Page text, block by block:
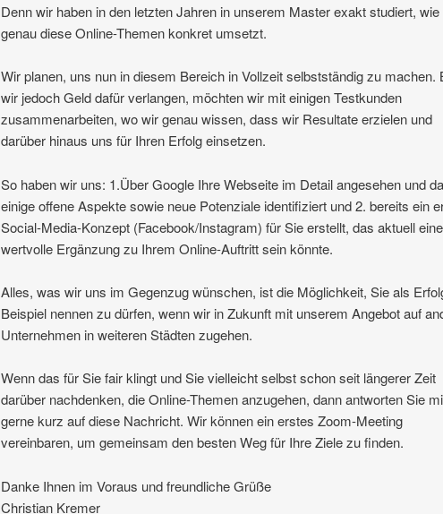
Denn wir haben in den letzten Jahren in unserem Master exakt studiert,
genau diese Online-Themen konkret umsetzt.
Wir planen, uns nun in diesem Bereich in Vollzeit selbstständig zu machen.
wir jedoch Geld dafür verlangen, möchten wir mit einigen Testkunden
zusammenarbeiten, wo wir genau wissen, dass wir Resultate erzielen und
darüber hinaus uns für Ihren Erfolg einsetzen.
So haben wir uns: 1.Über Google Ihre Webseite im Detail angesehen und
einige offene Aspekte sowie neue Potenziale identifiziert und 2. bereits ein
Social-Media-Konzept (Facebook/Instagram) für Sie erstellt, das aktuell eine
wertvolle Ergänzung zu Ihrem Online-Auftritt sein könnte.
Alles, was wir uns im Gegenzug wünschen, ist die Möglichkeit, Sie als
Beispiel nennen zu dürfen, wenn wir in Zukunft mit unserem Angebot auf
Unternehmen in weiteren Städten zugehen.
Wenn das für Sie fair klingt und Sie vielleicht selbst schon seit längerer Zeit
darüber nachdenken, die Online-Themen anzugehen, dann antworten Sie
gerne kurz auf diese Nachricht. Wir können ein erstes Zoom-Meeting
vereinbaren, um gemeinsam den besten Weg für Ihre Ziele zu finden.
Danke Ihnen im Voraus und freundliche Grüße
Christian Kremer